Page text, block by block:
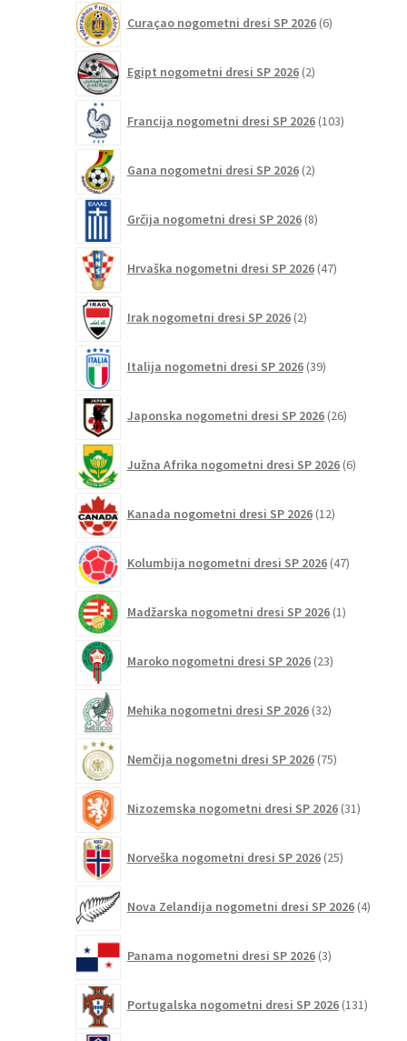
Curaçao nogometni dresi SP 2026 6izdelkov
Egipt nogometni dresi SP 2026 2izdelka
Francija nogometni dresi SP 2026 103izdelki
Gana nogometni dresi SP 2026 2izdelka
Grčija nogometni dresi SP 2026 8izdelkov
Hrvaška nogometni dresi SP 2026 47izdelkov
Irak nogometni dresi SP 2026 2izdelka
Italija nogometni dresi SP 2026 39izdelkov
Japonska nogometni dresi SP 2026 26izdelkov
Južna Afrika nogometni dresi SP 2026 6izdelkov
Kanada nogometni dresi SP 2026 12izdelkov
Kolumbija nogometni dresi SP 2026 47izdelkov
Madžarska nogometni dresi SP 2026 1izdelek
Maroko nogometni dresi SP 2026 23izdelkov
Mehika nogometni dresi SP 2026 32izdelkov
Nemčija nogometni dresi SP 2026 75izdelkov
Nizozemska nogometni dresi SP 2026 31izdelkov
Norveška nogometni dresi SP 2026 25izdelkov
Nova Zelandija nogometni dresi SP 2026 4izdelki
Panama nogometni dresi SP 2026 3izdelki
Portugalska nogometni dresi SP 2026 131